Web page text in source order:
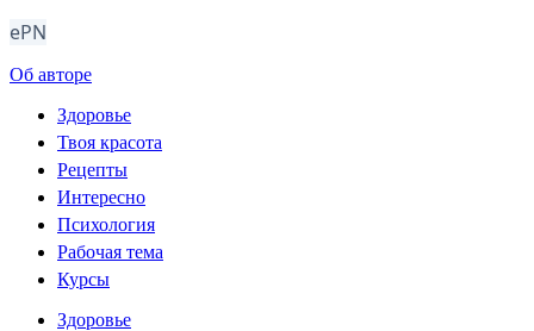
ePN
Об авторе
Здоровье
Твоя красота
Рецепты
Интересно
Психология
Рабочая тема
Курсы
Здоровье